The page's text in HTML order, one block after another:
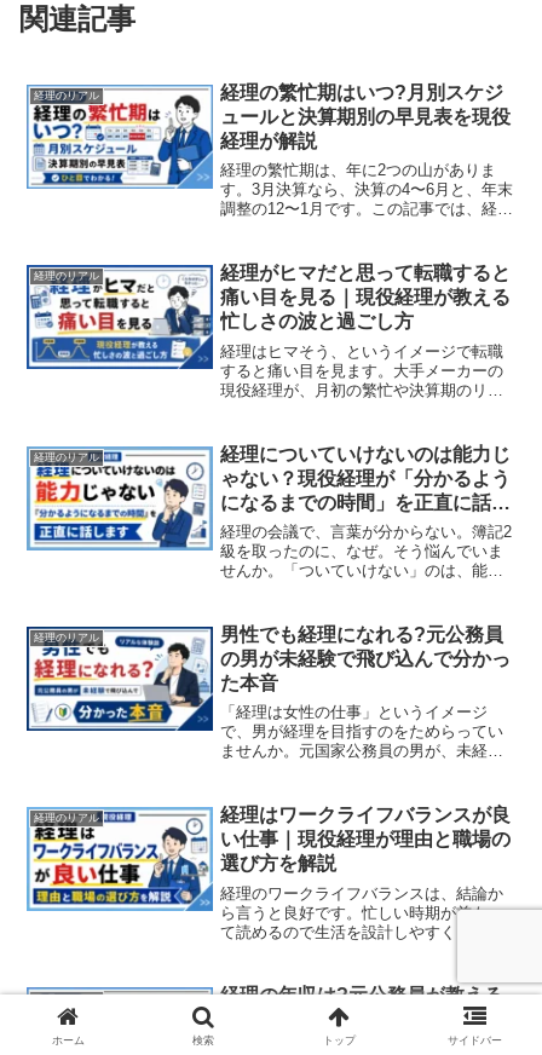
関連記事
経理のリアル
経理の繁忙期はいつ?月別スケジ
ュールと決算期別の早見表を現役
経理が解説
経理の繁忙期は、年に2つの山がありま
す。3月決算なら、決算の4〜6月と、年末
調整の12〜1月です。この記事では、経理
経理がまとめました。いつ・なぜ忙しい
のかが、これを読めば、すっきり分かり
ます。
経理のリアル
経理がヒマだと思って転職すると
痛い目を見る｜現役経理が教える
忙しさの波と過ごし方
経理はヒマそう、というイメージで転職
すると痛い目を見ます。大手メーカーの
現役経理が、月初の繁忙や決算期のリア
簿記より大切なスキルまで、実際に働い
て分かったことをお伝えします。
経理のリアル
経理についていけないのは能力じ
ゃない？現役経理が「分かるよう
になるまでの時間」を正直に話し
ます
経理の会議で、言葉が分からない。簿記2
級を取ったのに、なぜ。そう悩んでいま
せんか。「ついていけない」のは、能力
まだ見ていない業務の話を聞いているだ
けです。現役経理が、いつ分かるように
なったのか、その時間の目盛りを正直に
話します。
経理のリアル
男性でも経理になれる?元公務員
の男が未経験で飛び込んで分かっ
た本音
「経理は女性の仕事」というイメージ
で、男が経理を目指すのをためらってい
ませんか。元国家公務員の男が、未経験
ら男性が大半で拍子抜けした話から、男
性が経理を選ぶ4つのメリットまで、当事
者が正直に解説します。
経理のリアル
経理はワークライフバランスが良
い仕事｜現役経理が理由と職場の
選び方を解説
経理のワークライフバランスは、結論か
ら言うと良好です。忙しい時期が前もっ
て読めるので生活を設計しやすく、在宅
(在宅週2〜3回・転勤なし・有給消化必須)
をもとに、WLBの良い経理求人の見分け
方まで解説します。
経理の年収は?元公務員が教える
「平均のウソ」と、自分の適正年
ホーム 検索 トップ サイドバー